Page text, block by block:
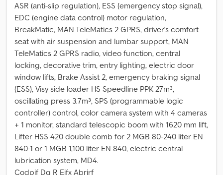
ASR (anti-slip regulation), ESS (emergency stop signal),
EDC (engine data control) motor regulation,
BreakMatic, MAN TeleMatics 2 GPRS, driver's comfort
seat with air suspension and lumbar support, MAN
TeleMatics 2 GPRS radio, video function, central
locking, decorative trim, entry lighting, electric door
window lifts, Brake Assist 2, emergency braking signal
(ESS), Visy side loader HS Speedline PPK 27m³,
oscillating press 3.7m³, SPS (programmable logic
controller) control, color camera system with 4 cameras
+ 1 monitor, standard telescopic boom with 1620 mm lift,
Lifter HSS 420 double comb for 2 MGB 80-240 liter EN
840-1 or 1 MGB 1,100 liter EN 840, electric central
lubrication system, MD4.
Codpjf Dg R Ejfx Abrjrf